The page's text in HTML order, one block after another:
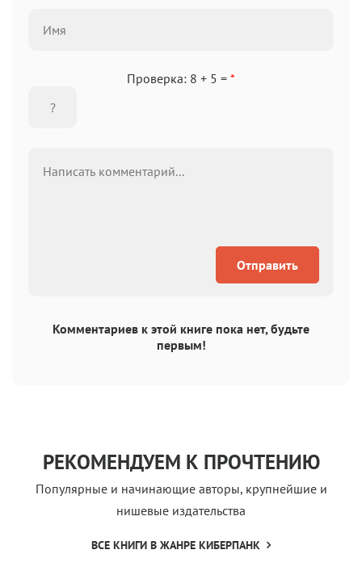
Проверка: 8 + 5 = *
Отправить
Комментариев к этой книге пока нет, будьте
первым!
РЕКОМЕНДУЕМ К ПРОЧТЕНИЮ
Популярные и начинающие авторы, крупнейшие и
нишевые издательства
ВСЕ КНИГИ В ЖАНРЕ КИБЕРПАНК